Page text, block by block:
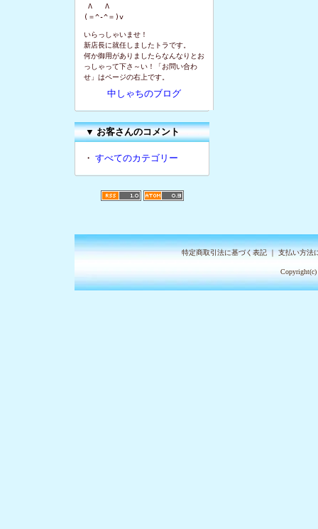
Λ   Λ
(＝^-^＝)v
いらっしゃいませ！
新店長に就任しましたトラです。
何か御用がありましたらなんなりとお
っしゃって下さ～い！「お問い合わ
せ」はページの右上です。
中しゃちのブログ
▼お客さんのコメント
・ すべてのカテゴリー
特定商取引法に基づく表記｜支払い方法